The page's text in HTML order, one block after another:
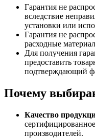
Гарантия не
вследствие
установки или
Гарантия не
расходные
Для получения
предоставить
подтверждающий
Почему
Качество
производителей.